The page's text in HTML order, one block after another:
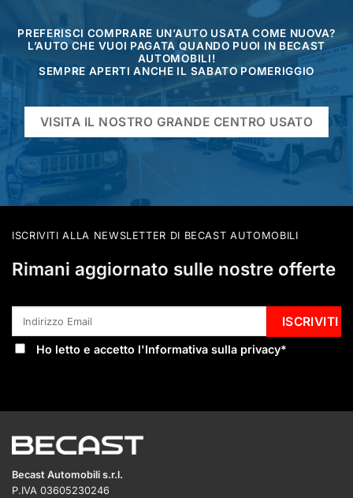
PREFERISCI COMPRARE UN’AUTO USATA COME NUOVA?
L’AUTO CHE VUOI PAGATA QUANDO PUOI IN BECAST
AUTOMOBILI!
SEMPRE APERTI ANCHE IL SABATO POMERIGGIO
VISITA IL NOSTRO GRANDE CENTRO USATO
ISCRIVITI ALLA NEWSLETTER DI BECAST AUTOMOBILI
Rimani aggiornato sulle nostre offerte
Ho letto e accetto l'Informativa sulla privacy*
Becast Automobili s.r.l.
P.IVA 03605230246